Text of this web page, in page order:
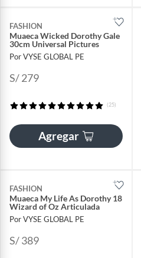
FASHION
Muaeca Wicked Dorothy Gale
30cm Universal Pictures
Por VYSE GLOBAL PE
S/ 279
(25)
Agregar
FASHION
Muaeca My Life As Dorothy 18
Wizard of Oz Articulada
Por VYSE GLOBAL PE
S/ 389